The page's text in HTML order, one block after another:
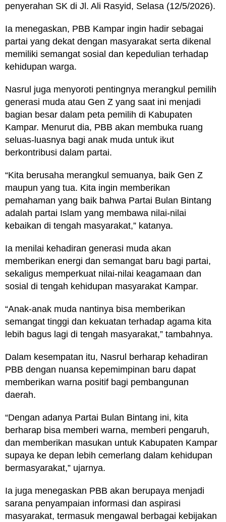
penyerahan SK di Jl. Ali Rasyid, Selasa (12/5/2026).
Ia menegaskan, PBB Kampar ingin hadir sebagai
partai yang dekat dengan masyarakat serta dikenal
memiliki semangat sosial dan kepedulian terhadap
kehidupan warga.
Nasrul juga menyoroti pentingnya merangkul pemilih
generasi muda atau Gen Z yang saat ini menjadi
bagian besar dalam peta pemilih di Kabupaten
Kampar. Menurut dia, PBB akan membuka ruang
seluas-luasnya bagi anak muda untuk ikut
berkontribusi dalam partai.
“Kita berusaha merangkul semuanya, baik Gen Z
maupun yang tua. Kita ingin memberikan
pemahaman yang baik bahwa Partai Bulan Bintang
adalah partai Islam yang membawa nilai-nilai
kebaikan di tengah masyarakat,” katanya.
Ia menilai kehadiran generasi muda akan
memberikan energi dan semangat baru bagi partai,
sekaligus memperkuat nilai-nilai keagamaan dan
sosial di tengah kehidupan masyarakat Kampar.
“Anak-anak muda nantinya bisa memberikan
semangat tinggi dan kekuatan terhadap agama kita
lebih bagus lagi di tengah masyarakat,” tambahnya.
Dalam kesempatan itu, Nasrul berharap kehadiran
PBB dengan nuansa kepemimpinan baru dapat
memberikan warna positif bagi pembangunan
daerah.
“Dengan adanya Partai Bulan Bintang ini, kita
berharap bisa memberi warna, memberi pengaruh,
dan memberikan masukan untuk Kabupaten Kampar
supaya ke depan lebih cemerlang dalam kehidupan
bermasyarakat,” ujarnya.
Ia juga menegaskan PBB akan berupaya menjadi
sarana penyampaian informasi dan aspirasi
masyarakat, termasuk mengawal berbagai kebijakan